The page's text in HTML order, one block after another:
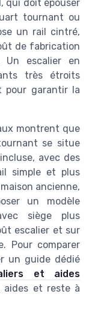
qui doit épouser
tournant ou
un rail cintré,
de fabrication
Un escalier en
très étroits
pour garantir la
montrent que
se situe
avec des
simple et plus
ancienne,
un modèle
siège plus
escalier et sur
Pour comparer
un guide dédié
et aides
et reste à